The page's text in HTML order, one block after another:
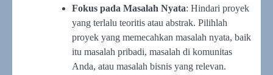
Fokus pada Masalah Nyata: Hindari proyek
yang terlalu teoritis atau abstrak. Pilihlah
proyek yang memecahkan masalah nyata, baik
itu masalah pribadi, masalah di komunitas
Anda, atau masalah bisnis yang relevan.